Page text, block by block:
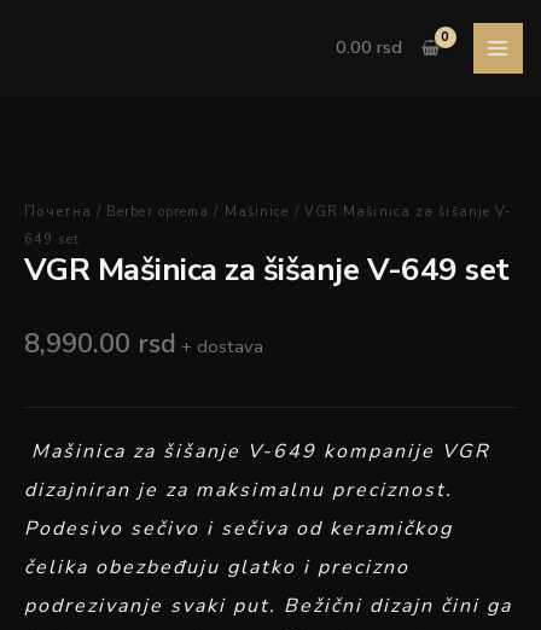
0.00rsd
Почетна / Berber oprema / Mašinice / VGR Mašinica za šišanje V-
649 set
VGR Mašinica za šišanje V-649 set
8,990.00 rsd + dostava
Mašinica za šišanje V-649 kompanije VGR
dizajniran je za maksimalnu preciznost.
Podesivo sečivo i sečiva od keramičkog
čelika obezbeđuju glatko i precizno
podrezivanje svaki put. Bežični dizajn čini ga
količina